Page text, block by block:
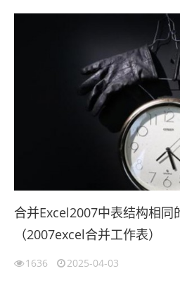
合并Excel2007中表结构相同
（2007excel合并工作表）
1636 2025-04-03